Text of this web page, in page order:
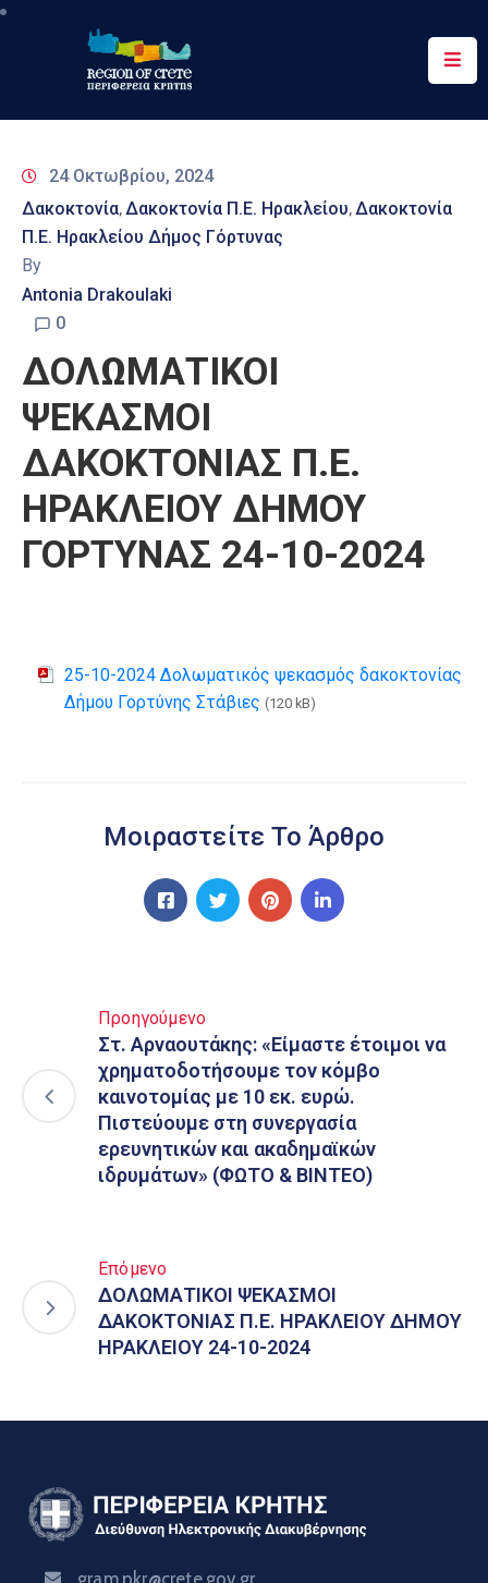
Περιφέρεια
&
Δράσεις
Ψηφιακές
Υπηρεσίες
Επικοινωνία
24 Οκτωβρίου, 2024
Δακοκτονία‚Δακοκτονία Π.Ε. Ηρακλείου‚Δακοκτονία
Π.Ε. Ηρακλείου Δήμος Γόρτυνας
By
Antonia Drakoulaki
0
ΔΟΛΩΜΑΤΙΚΟΙ
ΨΕΚΑΣΜΟΙ
ΔΑΚΟΚΤΟΝΙΑΣ Π.Ε.
ΗΡΑΚΛΕΙΟΥ ΔΗΜΟΥ
ΓΟΡΤΥΝΑΣ 24-10-2024
25-10-2024 Δολωματικός ψεκασμός δακοκτονίας
Δήμου Γορτύνης Στάβιες (120 kB)
Μοιραστείτε Το Άρθρο
Προηγούμενο
Στ. Αρναουτάκης: «Είμαστε έτοιμοι να
χρηματοδοτήσουμε τον κόμβο
καινοτομίας με 10 εκ. ευρώ.
Πιστεύουμε στη συνεργασία
ερευνητικών και ακαδημαϊκών
ιδρυμάτων» (ΦΩΤΟ & ΒΙΝΤΕΟ)
Επόμενο
ΔΟΛΩΜΑΤΙΚΟΙ ΨΕΚΑΣΜΟΙ
ΔΑΚΟΚΤΟΝΙΑΣ Π.Ε. ΗΡΑΚΛΕΙΟΥ ΔΗΜΟΥ
ΗΡΑΚΛΕΙΟΥ 24-10-2024
gram.pkr@crete.gov.gr